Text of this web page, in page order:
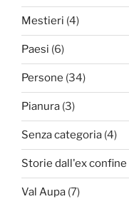
Mestieri (4)
Paesi (6)
Persone (34)
Pianura (3)
Senza categoria (4)
Storie dall'ex confine
Val Aupa (7)